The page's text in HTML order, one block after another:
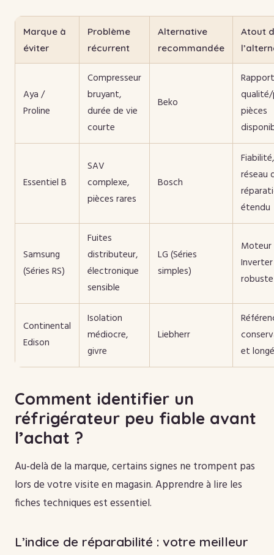
Marque à
éviter
Problème
récurrent
Alternative
recommandée
Atout
Aya /
Proline
Compresseur
bruyant,
durée de vie
courte
Beko
Rapport
pièces
Essentiel B
SAV
complexe,
pièces rares
Bosch
Fiabilité,
réseau
étendu
Samsung
(Séries RS)
Fuites
distributeur,
électronique
sensible
LG (Séries
simples)
Moteur
Inverter
robuste
Continental
Edison
Isolation
médiocre,
givre
Liebherr
et
Comment identifier un
réfrigérateur peu fiable avant
l’achat ?
Au-delà de la marque, certains signes ne trompent pas
lors de votre visite en magasin. Apprendre à lire les
fiches techniques est essentiel.
L’indice de réparabilité : votre meilleur